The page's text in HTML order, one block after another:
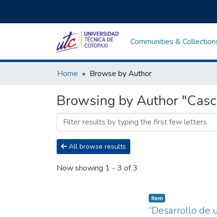
Communities &
Home Browse by Author
Browsing by Author
All browse results
Now showing 1 - 3 of 3
Item
“Desarrollo de